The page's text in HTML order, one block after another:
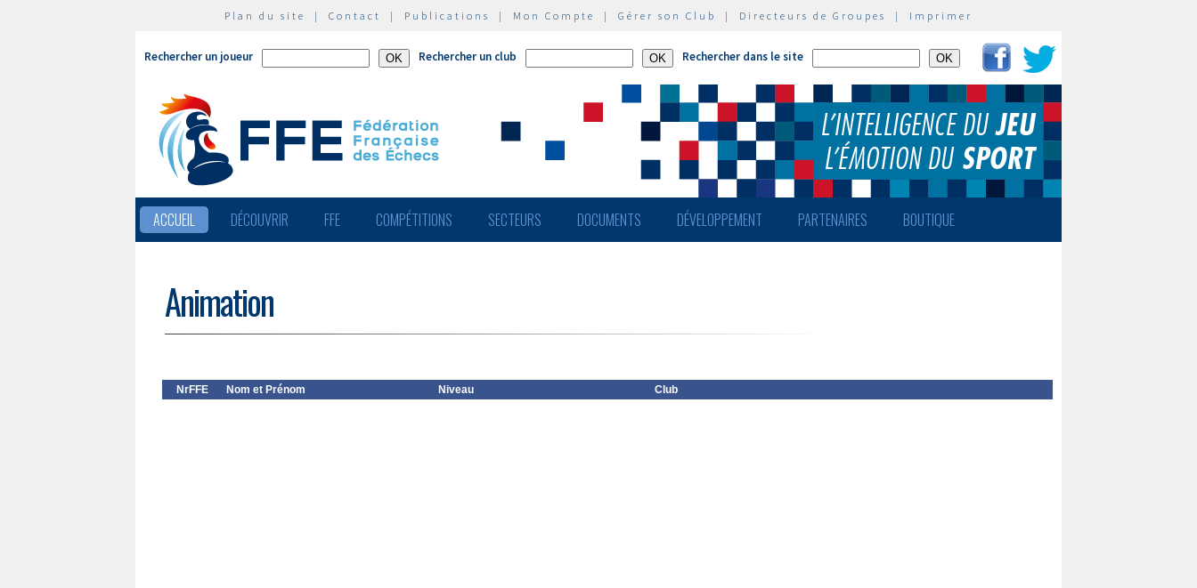
Plan du site | Contact | Publications | Mon Compte | Gérer son Club | Directeurs de Groupes | Imprimer
Rechercher un joueur Rechercher un club Rechercher dans le site
ACCUEIL DÉCOUVRIR FFE COMPÉTITIONS SECTEURS DOCUMENTS DÉVELOPPEMENT PARTENAIRES BOUTIQUE
Animation
NrFFE Nom et Prénom Niveau Club